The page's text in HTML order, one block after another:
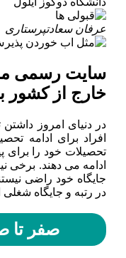
عرفان سعادتپرستاری
سایت رسمی
خارج از کشور
در دنیای امروز
افراد برای ادامه
تحصیلات خود را
ادامه می دهند. برخی
جایگاه خود راضی
در رتبه و جایگاه شغلی
صفر تا